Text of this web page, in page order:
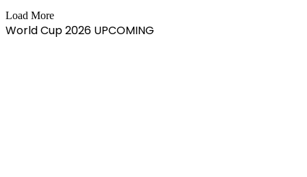
Load More
World Cup 2026 UPCOMING